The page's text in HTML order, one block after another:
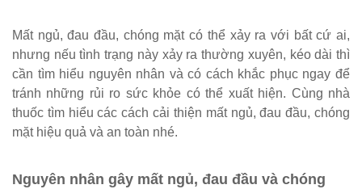
Mất ngủ, đau đầu, chóng mặt có thể xảy ra với bất cứ ai,
nhưng nếu tình trạng này xảy ra thường xuyên, kéo dài thì
cần tìm hiểu nguyên nhân và có cách khắc phục ngay để
tránh những rủi ro sức khỏe có thể xuất hiện. Cùng nhà
thuốc tìm hiểu các cách cải thiện mất ngủ, đau đầu, chóng
mặt hiệu quả và an toàn nhé.
Nguyên nhân gây mất ngủ, đau đầu và chóng